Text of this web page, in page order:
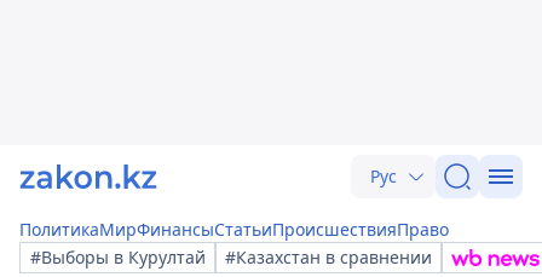
Рус
ПолитикаМирФинансыСтатьиПроисшествияПраво
#Выборы в Курултай
#Казахстан в сравнении